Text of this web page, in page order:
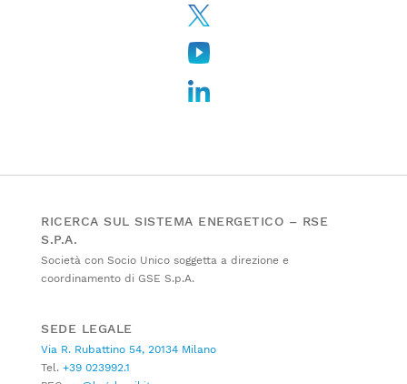
RICERCA SUL SISTEMA ENERGETICO – RSE
S.P.A.
Società con Socio Unico soggetta a direzione e
coordinamento di GSE S.p.A.
SEDE LEGALE
Via R. Rubattino 54, 20134 Milano
Tel. +39 023992.1